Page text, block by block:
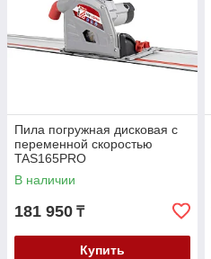
Пила погружная дисковая с
переменной скоростью
TAS165PRO
В наличии
181 950 ₸
Купить